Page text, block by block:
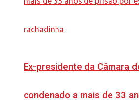
Ex-presidente da Câmara
condenado a mais de 33